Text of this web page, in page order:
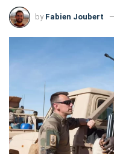
by Fabien Joubert